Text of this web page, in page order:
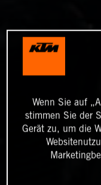
Wenn Sie auf
stimmen Sie der
Gerät zu, um die